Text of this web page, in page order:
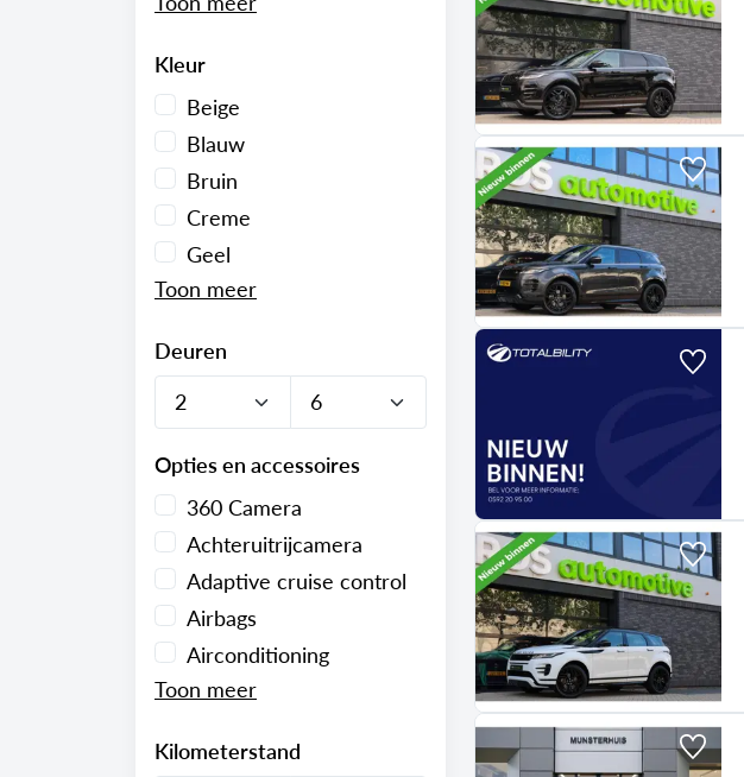
Kleur
Beige
Blauw
Bruin
Creme
Geel
Deuren
Opties en accessoires
360 Camera
Achteruitrijcamera
Adaptive cruise control
Airbags
Airconditioning
Kilometerstand